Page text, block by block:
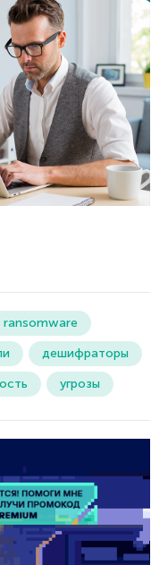
ransomware
дешифраторы
угрозы